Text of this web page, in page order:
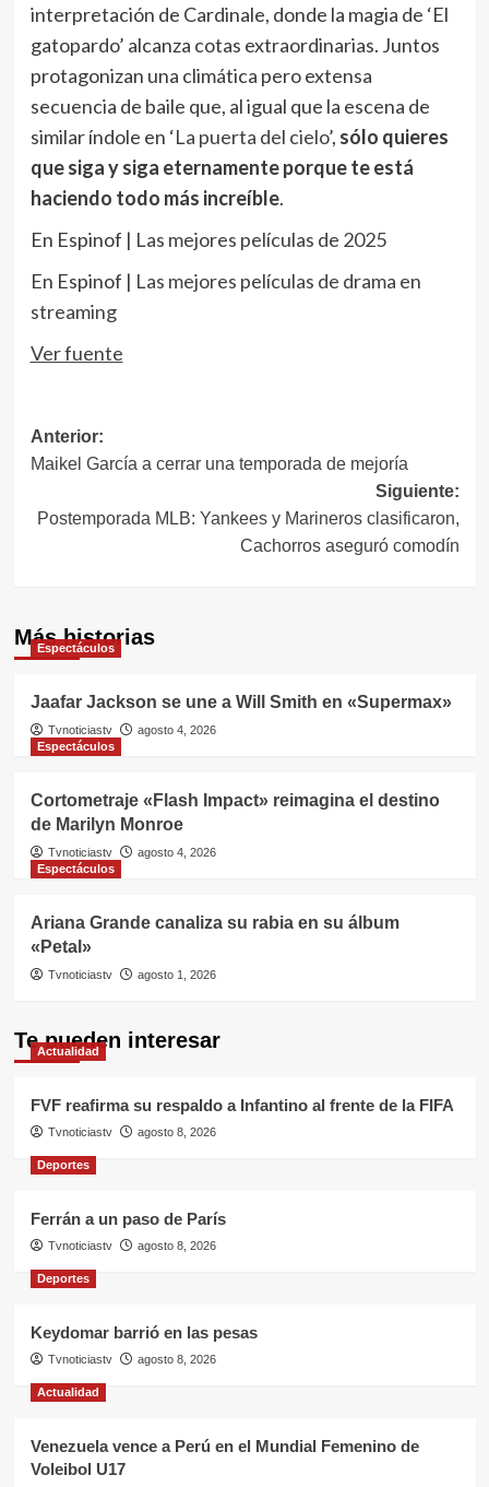
interpretación de Cardinale, donde la magia de ‘El
gatopardo’ alcanza cotas extraordinarias. Juntos
protagonizan una climática pero extensa
secuencia de baile que, al igual que la escena de
similar índole en ‘La puerta del cielo’, sólo quieres
que siga y siga eternamente porque te está
haciendo todo más increíble.
En Espinof | Las mejores películas de 2025
En Espinof | Las mejores películas de drama en
streaming
Ver fuente
Navegación
de
entradas
Anterior:
Maikel García a cerrar una temporada de mejoría
Siguiente:
Postemporada MLB: Yankees y Marineros clasificaron,
Cachorros aseguró comodín
Más historias
Espectáculos
Jaafar Jackson se une a Will Smith en «Supermax»
Tvnoticiastv
agosto 4, 2026
Espectáculos
Cortometraje «Flash Impact» reimagina el destino
de Marilyn Monroe
Tvnoticiastv
agosto 4, 2026
Espectáculos
Ariana Grande canaliza su rabia en su álbum
«Petal»
Tvnoticiastv agosto 1, 2026
Te pueden interesar
Actualidad
FVF reafirma su respaldo a Infantino al frente de la FIFA
Tvnoticiastv agosto 8, 2026
Deportes
Ferrán a un paso de París
Tvnoticiastv agosto 8, 2026
Deportes
Keydomar barrió en las pesas
Tvnoticiastv agosto 8, 2026
Actualidad
Venezuela vence a Perú en el Mundial Femenino de
Voleibol U17